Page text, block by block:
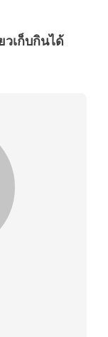
วเก็บกินได้